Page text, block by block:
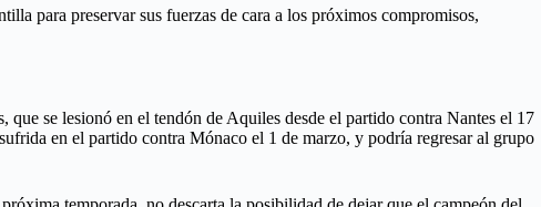
para preservar sus fuerzas de cara a los próximos compromisos,
se lesionó en el tendón de Aquiles desde el partido contra Nantes el 17
en el partido contra Mónaco el 1 de marzo, y podría regresar al grupo